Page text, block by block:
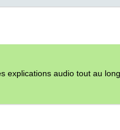
explications audio tout au